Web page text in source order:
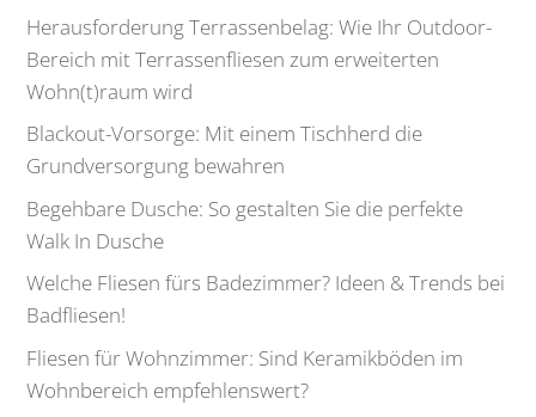
Herausforderung Terrassenbelag: Wie Ihr Outdoor-
Bereich mit Terrassenfliesen zum erweiterten
Wohn(t)raum wird
Blackout-Vorsorge: Mit einem Tischherd die
Grundversorgung bewahren
Begehbare Dusche: So gestalten Sie die perfekte
Walk In Dusche
Welche Fliesen fürs Badezimmer? Ideen & Trends bei
Badfliesen!
Fliesen für Wohnzimmer: Sind Keramikböden im
Wohnbereich empfehlenswert?